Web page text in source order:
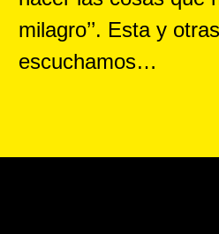
milagro’’. Esta y
escuchamos…